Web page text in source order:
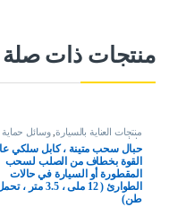
منتجات ذات صلة
منتجات العناية بالسيارة,وسائل حماية
وامان
حبال سحب متينة ، كابل سلكي
القوة بخطاف من الصلب لسحب
المقطورة أو السيارة في حالات
طن)